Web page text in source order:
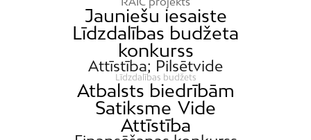
Jauniešu iesaiste
Līdzdalības budžeta
konkurss
Attīstība; Pilsētvide
Līdzdalības budžets
Atbalsts biedrībām
Satiksme Vide
Attīstība